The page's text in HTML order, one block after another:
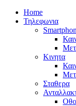
Home
Τηλεφωνια
Κινητα
Σταθερα